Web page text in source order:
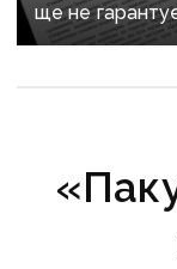
ще не